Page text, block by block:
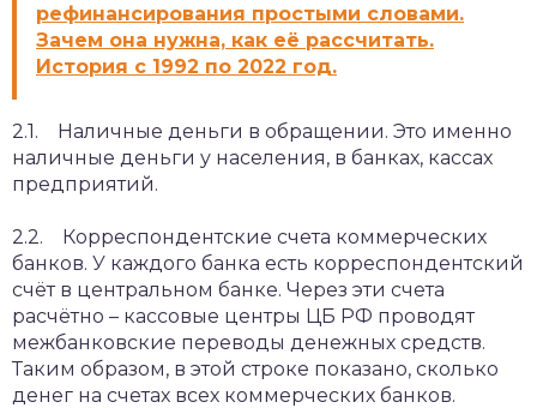
рефинансирования простыми словами.
Зачем она нужна, как её рассчитать.
История с 1992 по 2022 год.
2.1. Наличные деньги в обращении. Это именно
наличные деньги у населения, в банках, кассах
предприятий.
2.2. Корреспондентские счета коммерческих
банков. У каждого банка есть корреспондентский
счёт в центральном банке. Через эти счета
расчётно – кассовые центры ЦБ РФ проводят
межбанковские переводы денежных средств.
Таким образом, в этой строке показано, сколько
денег на счетах всех коммерческих банков.